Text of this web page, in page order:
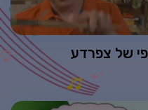
של צפרדע